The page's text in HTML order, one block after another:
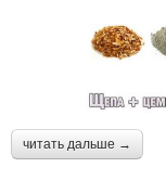
читать дальше →